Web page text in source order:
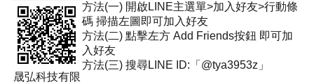
晟弘科技有限
方法(一) 開啟LINE主選單>加入好友>行動條
碼 掃描左圖即可加入好友
方法(二) 點擊左方 Add Friends按鈕 即可加
入好友
方法(三) 搜尋LINE ID:「@tya3953z」